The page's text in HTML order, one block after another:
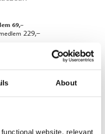
About
website, relevant
Per A.
69,–
229,–